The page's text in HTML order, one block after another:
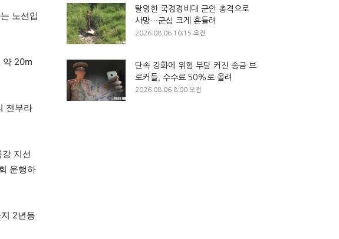
노선입
약 20m
전부라
지선
운행하
2년동
탈영한 국경경비대 군인 총격으로
사망…군심 크게 흔들려
2026.08.06 10:15 오전
단속 강화에 위험 부담 커진 송금 브
로커들, 수수료 50%로 올려
2026.08.06 8:00 오전